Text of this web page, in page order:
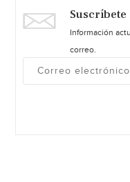
Información
correo.